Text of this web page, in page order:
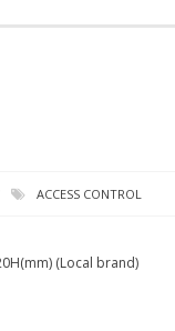
ACCESS CONTROL
(Local brand)